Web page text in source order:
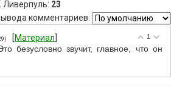
: 23
комментариев:
1
[Материал
безусловно звучит, главное, что он